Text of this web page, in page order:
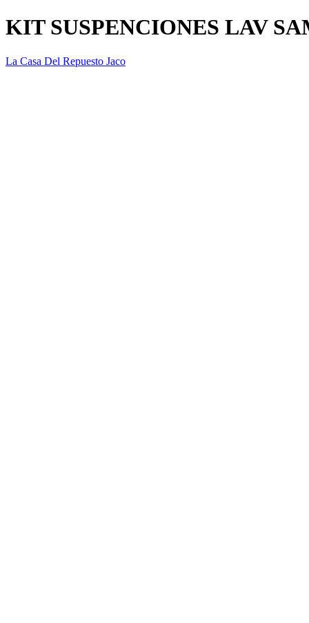
KIT SUSPENCIONES LAV
La Casa Del Repuesto Jaco